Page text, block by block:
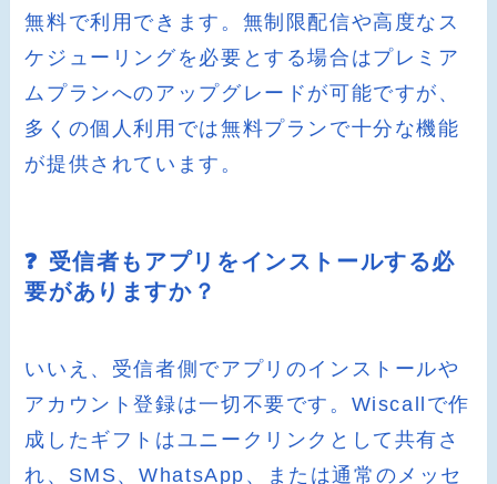
無料で利用できます。無制限配信や高度なス
ケジューリングを必要とする場合はプレミア
ムプランへのアップグレードが可能ですが、
多くの個人利用では無料プランで十分な機能
が提供されています。
❓ 受信者もアプリをインストールする必
要がありますか？
いいえ、受信者側でアプリのインストールや
アカウント登録は一切不要です。Wiscallで作
成したギフトはユニークリンクとして共有さ
れ、SMS、WhatsApp、または通常のメッセ